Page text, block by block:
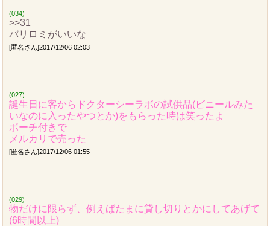
(034)
>>31
バリロミがいいな
[匿名さん]2017/12/06 02:03
(027)
誕生日に客からドクターシーラボの試供品(ビニールみた
いなのに入ったやつとか)をもらった時は笑ったよ
ポーチ付きで
メルカリで売った
[匿名さん]2017/12/06 01:55
(029)
物だけに限らず、例えばたまに貸し切りとかにしてあげて
(6時間以上)